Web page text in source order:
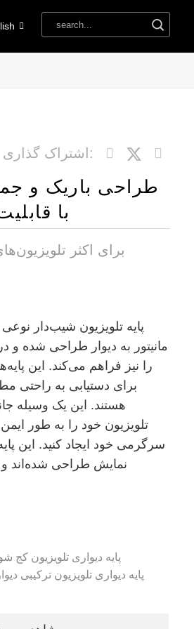
اشتراک گذاری:
طراحی باریک و
با
پایه تلویزیون شیب‌دار
مانیتور به دیوار طراحی شده
را نیز فراهم می‌کند. این
برای دستیابی به راحتی
هستند. این یک وسیله
تلویزیون خود را به طور
سرگرمی خود ایجاد کنید. این
نمایش طراحی شده‌اند و
پایه دیواری تلویزیون کج
پایه دیواری تلویزیون ترکیبی